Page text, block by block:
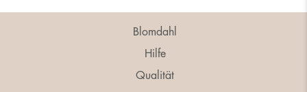
Blomdahl
Hilfe
Qualität